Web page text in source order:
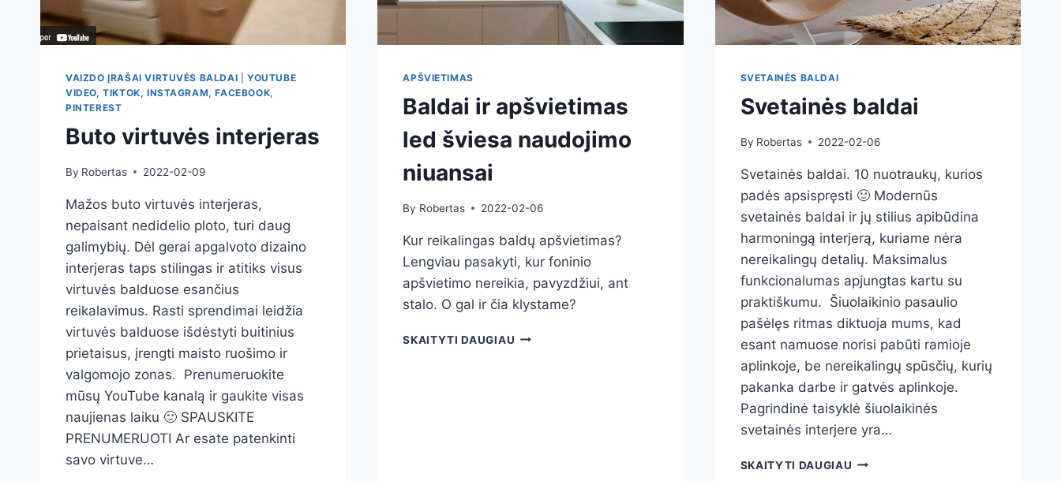
VAIZDO ĮRAŠAI VIRTUVĖS BALDAI |YOUTUBE
VIDEO, TIKTOK, INSTAGRAM, FACEBOOK,
PINTEREST
Buto virtuvės interjeras
By Robertas 2022-02-09
Mažos buto virtuvės interjeras,
nepaisant nedidelio ploto, turi daug
galimybių. Dėl gerai apgalvoto dizaino
interjeras taps stilingas ir atitiks visus
virtuvės balduose esančius
reikalavimus. Rasti sprendimai leidžia
virtuvės balduose išdėstyti buitinius
prietaisus, įrengti maisto ruošimo ir
valgomojo zonas. Prenumeruokite
mūsų YouTube kanalą ir gaukite visas
naujienas laiku 🙂 SPAUSKITE
PRENUMERUOTI Ar esate patenkinti
savo virtuve…
APŠVIETIMAS
Baldai ir apšvietimas
led šviesa naudojimo
niuansai
By Robertas 2022-02-06
Kur reikalingas baldų apšvietimas?
Lengviau pasakyti, kur foninio
apšvietimo nereikia, pavyzdžiui, ant
stalo. O gal ir čia klystame?
SKAITYTI DAUGIAU BALDAI
SVETAINĖS BALDAI
Svetainės baldai
By Robertas 2022-02-06
Svetainės baldai. 10 nuotraukų, kurios
padės apsispręsti 🙂 Modernūs
svetainės baldai ir jų stilius apibūdina
harmoningą interjerą, kuriame nėra
nereikalingų detalių. Maksimalus
funkcionalumas apjungtas kartu su
praktiškumu. Šiuolaikinio pasaulio
pašėlęs ritmas diktuoja mums, kad
esant namuose norisi pabūti ramioje
aplinkoje, be nereikalingų spūsčių, kurių
pakanka darbe ir gatvės aplinkoje.
Pagrindinė taisyklė šiuolaikinės
svetainės interjere yra…
SKAITYTI DAUGIAU SVETAINĖS